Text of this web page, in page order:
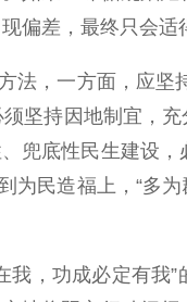
偏差，最终只会适
，一方面，应坚
坚持因地制宜，
兜底性民生建设
民造福上，“多
，功成必定有我”